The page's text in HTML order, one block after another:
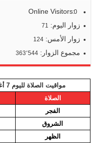
Online Visitors:
0
زوار اليوم: 71
زوار الأمس:124
مجموع الزوار:363٬544
مواقيت الصلاة لليوم 7 أغسطس 2026
الصلاة
الفجر
الشروق
الظهر